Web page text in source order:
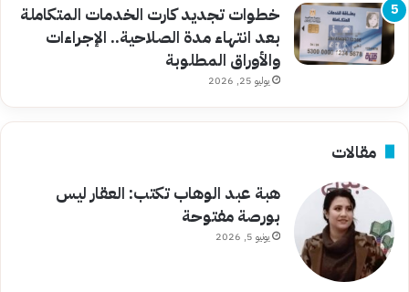
خطوات تجديد كارت الخدمات المتكاملة
بعد انتهاء مدة الصلاحية.. الإجراءات
والأوراق المطلوبة
يوليو 25, 2026
مقالات
هبة عبد الوهاب تكتب: العقار ليس
بورصة مفتوحة
يونيو 5, 2026